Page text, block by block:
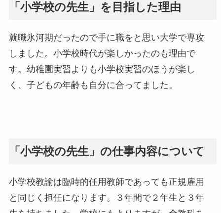
「小学校の先生」を目指した理由
就職氷河期だったので手に職をと思い大学で専攻
しました。小学校時代が楽しかったのも理由で
す。幼稚園実習よりも小学校実習のほうが楽し
く、子どもの年齢も自分に合ってました。
「小学校の先生」の仕事内容について
小学校教諭は臨時的任用教師であっても正規雇用
と同じく担任になります。３年間で２年生と３年